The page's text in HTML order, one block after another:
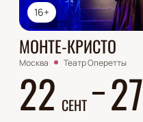
16+
МОНТЕ-КРИСТО
Москва Театр Оперетты
22 СЕНТ 27